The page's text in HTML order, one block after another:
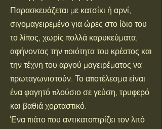
Παρασκευάζεται με κατσίκι ή αρνί,
σιγομαγειρεμένο για ώρες στο ίδιο του
το λίπος, χωρίς πολλά καρυκεύματα,
αφήνοντας την ποιότητα του κρέατος και
την τέχνη του αργού μαγειρέματος να
πρωταγωνιστούν. Το αποτέλεσμα είναι
ένα φαγητό πλούσιο σε γεύση, τρυφερό
και βαθιά χορταστικό.
Ένα πιάτο που αντικατοπτρίζει τον λιτό